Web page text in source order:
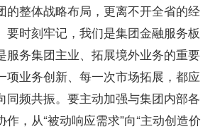
的整体战略布局，更离不开全省的经
要时刻牢记，我们是集团金融服务板
服务集团主业、拓展境外业务的重要
项业务创新、每一次市场拓展，都应
同频共振。要主动加强与集团内部各
，从“被动响应需求”向“主动创造价